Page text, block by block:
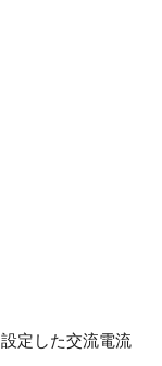
定した交流電流